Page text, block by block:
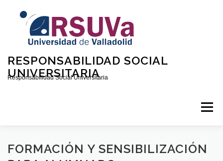
RESPONSABILIDAD SOCIAL
UNIVERSITARIA
Responsabilidad Social Universitaria
Menú
INICIO QUIÉNES SOMOS CONTACTO
FORMACIÓN Y SENSIBILIZACIÓN